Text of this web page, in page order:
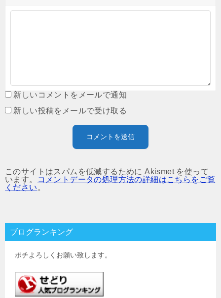
新しいコメントをメールで通知
新しい投稿をメールで受け取る
このサイトはスパムを低減するために Akismet を使って
います。
コメントデータの処理方法の詳細はこちらをご覧
ください 。
ブログランキング
ポチよろしくお願い致します。